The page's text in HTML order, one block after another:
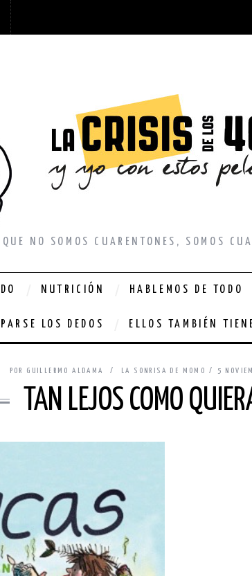
NO SOMOS CUARENTONES, SOMOS
NUTRICIÓN HABLEMOS DE TODO
LOS DEDOS ELLOS TAMBIÉN
POR GUILLERMO ALDAMA LA SONRISA DE MOMO 5
TAN LEJOS COMO